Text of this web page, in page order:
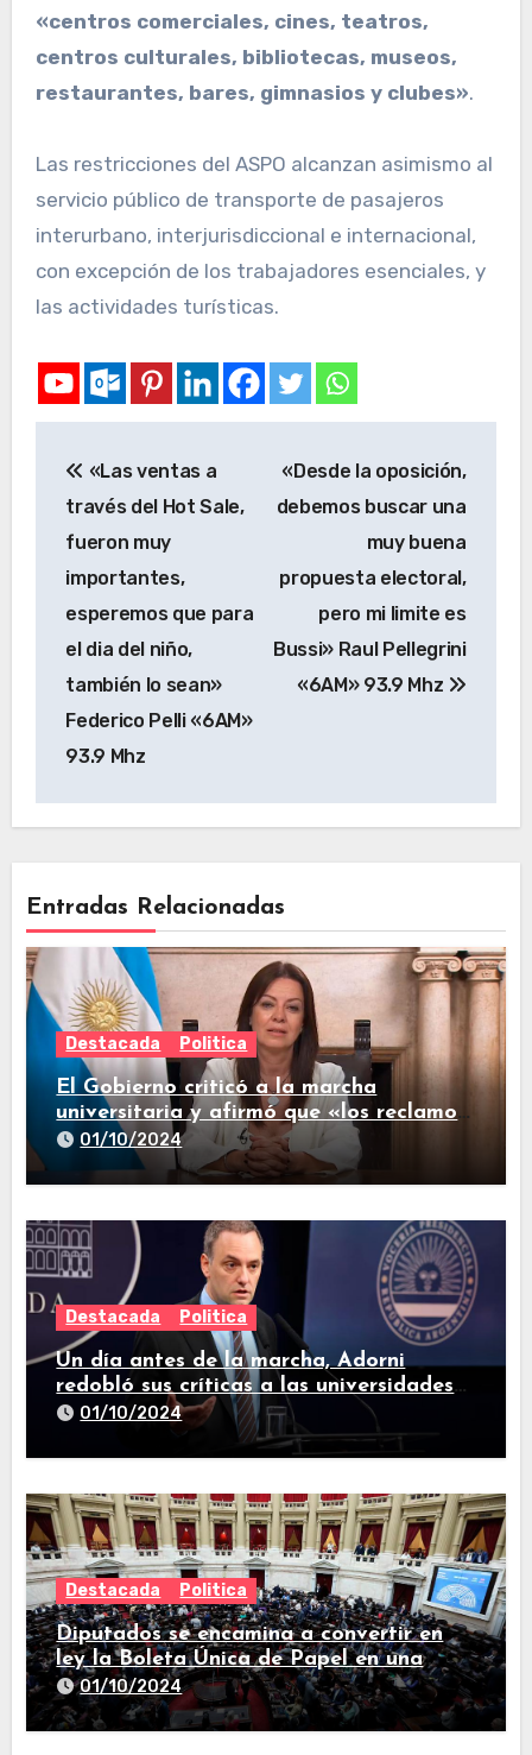
«centros comerciales, cines, teatros,
centros culturales, bibliotecas, museos,
restaurantes, bares, gimnasios y clubes».
Las restricciones del ASPO alcanzan asimismo al
servicio público de transporte de pasajeros
interurbano, interjurisdiccional e internacional,
con excepción de los trabajadores esenciales, y
las actividades turísticas.
«Las ventas a
través del Hot Sale,
fueron muy
importantes,
esperemos que para
el dia del niño,
también lo sean»
Federico Pelli «6AM»
93.9 Mhz
«Desde la oposición,
debemos buscar una
muy buena
propuesta electoral,
pero mi limite es
Bussi» Raul Pellegrini
«6AM» 93.9 Mhz
Entradas Relacionadas
Destacada Politica
El Gobierno criticó a la marcha
universitaria y afirmó que «los reclamos
están todos resueltos»
01/10/2024
Destacada Politica
Un día antes de la marcha, Adorni
redobló sus críticas a las universidades
nacionales
01/10/2024
Destacada Politica
Diputados se encamina a convertir en
ley la Boleta Única de Papel en una
larga sesión
01/10/2024